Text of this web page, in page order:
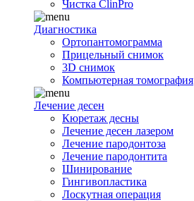
Чистка ClinPro
Диагностика
Ортопантомограмма
Прицельный снимок
3D снимок
Компьютерная томография
Лечение десен
Кюретаж десны
Лечение десен лазером
Лечение пародонтоза
Лечение пародонтита
Шинирование
Гингивопластика
Лоскутная операция